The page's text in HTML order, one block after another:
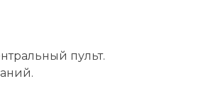
пульт.